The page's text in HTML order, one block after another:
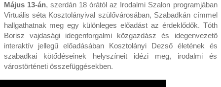
Május 13-án, szerdán 18 órától az Irodalmi Szalon programjában
Virtuális séta Kosztolányival szülővárosában, Szabadkán címmel
hallgathatnak meg egy különleges előadást az érdeklődők. Tóth
Borisz vajdasági idegenforgalmi közgazdász és idegenvezető
interaktív jellegű előadásában Kosztolányi Dezső életének és
szabadkai kötődéseinek helyszíneit idézi meg, irodalmi és
várostörténeti összefüggésekben.